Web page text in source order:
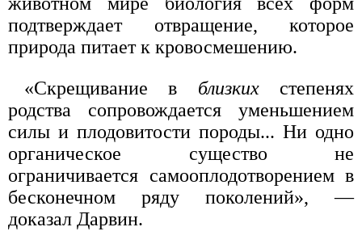
подтверждает отвращение, которое
природа питает к кровосмешению.
«Скрещивание в близкихстепенях
родства сопровождается уменьшением
силы и плодовитости породы... Ни одно
органическое существо не
ограничивается самооплодотворением в
бесконечном ряду поколений», —
доказал Дарвин.